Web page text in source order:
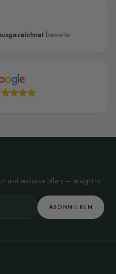
bewertet
and exclusive offers — straight to
ABONNIEREN